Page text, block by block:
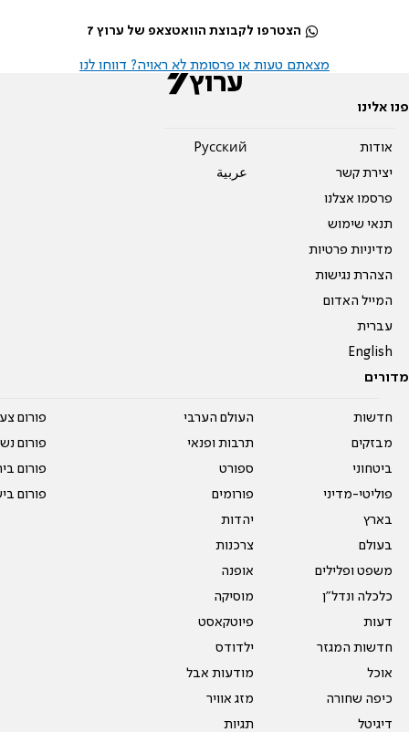
הצטרפו לקבוצת הוואטצאפ של ערוץ 7
מצאתם טעות או פרסומת לא ראויה? דווחו לנו
פנו אלינו
אודות
יצירת קשר
פרסמו אצלנו
תנאי שימוש
מדיניות פרטיות
הצהרת נגישות
המייל האדום
עברית
English
Pусский
عربية
מדורים
חדשות
מבזקים
ביטחוני
פוליטי-מדיני
בארץ
בעולם
משפט ופלילים
כלכלה ונדל"ן
דעות
חדשות המגזר
אוכל
כיפה שחורה
דיגיטל
העולם הערבי
תרבות ופנאי
ספורט
פורומים
יהדות
צרכנות
אופנה
מוסיקה
פיוטקאסט
ילדודס
מודעות אבל
מזג אוויר
תגיות
פורום
פורום
פורום
פורום